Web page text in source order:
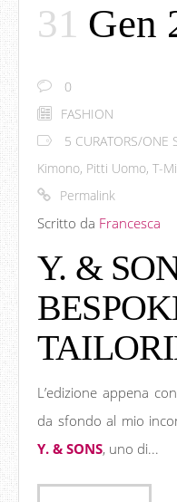
31 Gen
0
FASHION
5 CURATORS/ONE
Kimono, Pitti Uomo, T-
Permalink
Scritto da Francesca
Y. &
L’edizione appena
da sfondo al mio
Y. & SONS, uno di...